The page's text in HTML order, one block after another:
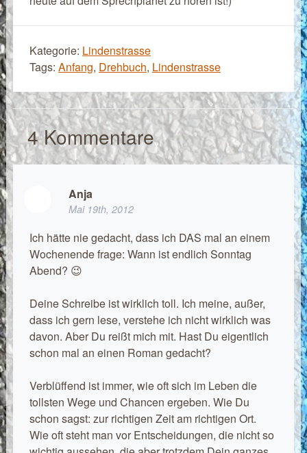
Kategorie: Lindenstrasse
Tags: Anfang, Drehbuch, Lindenstrasse
4Kommentare
Anja
Mai 19th, 2012
Ich hätte nie gedacht, dass ich DAS mal an einem
Wochenende frage: Wann ist endlich Sonntag
Abend? 😉
Deine Schreibe ist wirklich toll. Ich meine, außer,
dass ich gern lese, verstehe ich nicht wirklich was
davon. Aber Du reißt mich mit. Hast Du eigentlich
schon mal an einen Roman gedacht?
Verblüffend ist immer, wie oft sich im Leben die
tollsten Wege und Chancen ergeben. Wie Du
schon sagst: zur richtigen Zeit am richtigen Ort.
Wie oft steht man vor Entscheidungen, die nicht so